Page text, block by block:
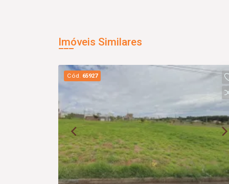
Imóveis Similares
Cód. 65927